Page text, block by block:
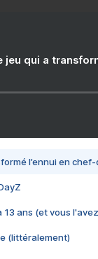
jeu qui a
l’ennui en
13 ans (et vous
(littéralement)